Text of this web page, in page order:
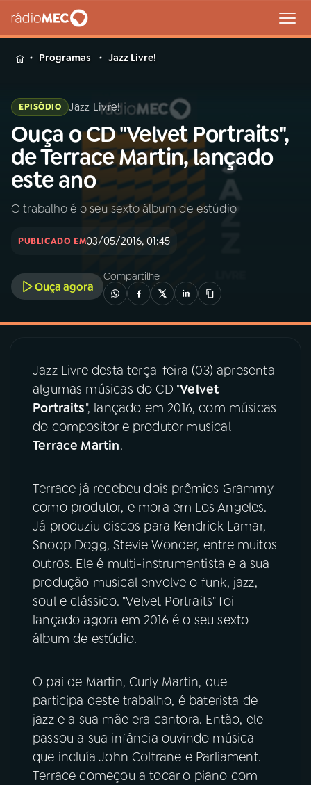
MENU
Buscar
na
Rádio
MEC
Buscar
Início AO VIVO
02A RÁDIO
04PROGRAMAS
PODCASTS
VIDEOCASTS
07ÚLTIMAS
PRÊMIO RÁDIO MEC
ACOMPANHE A RÁDIO MEC
Instagram X
TikTok
Programas Jazz Livre!
EPISÓDIO Jazz Livre!
Ouça o CD "Velvet Portraits",
de Terrace Martin, lançado
este ano
O trabalho é o seu sexto álbum de estúdio
PUBLICADO EM03/05/2016, 01:45
Ouça agora
Compartilhe
Jazz Livre desta terça-feira (03) apresenta
algumas músicas do CD "Velvet
Portraits", lançado em 2016, com músicas
do compositor e produtor musical
Terrace Martin.
Terrace já recebeu dois prêmios Grammy
como produtor, e mora em Los Angeles.
Já produziu discos para Kendrick Lamar,
Snoop Dogg, Stevie Wonder, entre muitos
outros. Ele é multi-instrumentista e a sua
produção musical envolve o funk, jazz,
soul e clássico. "Velvet Portraits" foi
lançado agora em 2016 é o seu sexto
álbum de estúdio.
O pai de Martin, Curly Martin, que
participa deste trabalho, é baterista de
jazz e a sua mãe era cantora. Então, ele
passou a sua infância ouvindo música
que incluía John Coltrane e Parliament.
Terrace começou a tocar o piano com